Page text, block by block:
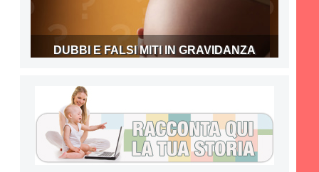
DUBBI E FALSI MITI IN GRAVIDANZA